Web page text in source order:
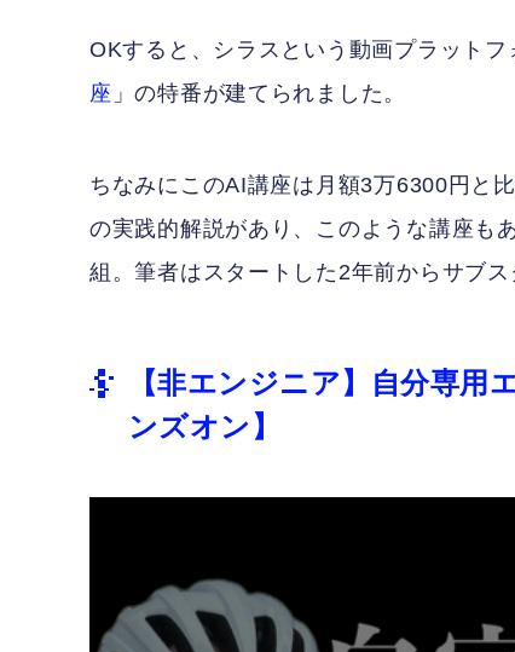
OKすると、シラスという動画プラット
座 」の特番が建てられました。
ちなみにこのAI講座は月額3万6300円と
の実践的解説があり、このような講座も
組。筆者はスタートした2年前からサブス
【非エンジニア】自分専
ンズオン】